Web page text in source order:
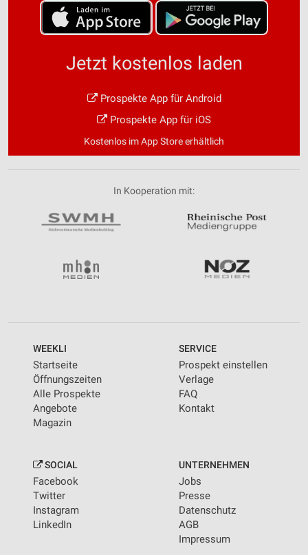
Jetzt kostenlos laden
Prospekte App für Android
Prospekte App für iOS
Kostenlos im App Store erhältlich
In Kooperation mit:
WEEKLI
Startseite
Öffnungszeiten
Alle Prospekte
Angebote
Magazin
SERVICE
Prospekt einstellen
Verlage
FAQ
Kontakt
SOCIAL
Facebook
Twitter
Instagram
LinkedIn
UNTERNEHMEN
Jobs
Presse
Datenschutz
AGB
Impressum